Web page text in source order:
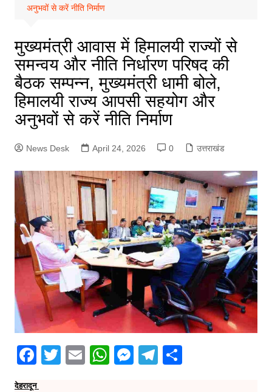
अनुभवों से करें नीति निर्माण
मुख्यमंत्री आवास में हिमालयी राज्यों से
समन्वय और नीति निर्धारण परिषद की
बैठक सम्पन्न, मुख्यमंत्री धामी बोले,
हिमालयी राज्य आपसी सहयोग और
अनुभवों से करें नीति निर्माण
News Desk April 24, 2026 0 उत्तराखंड
F T E W M T S
देहरादून